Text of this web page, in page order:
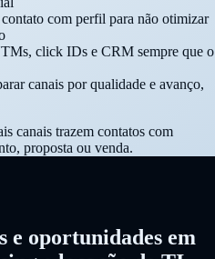
com perfil para não otimizar
click IDs e CRM sempre que o
canais por qualidade e avanço,
canais trazem contatos com
proposta ou venda.
e oportunidades em